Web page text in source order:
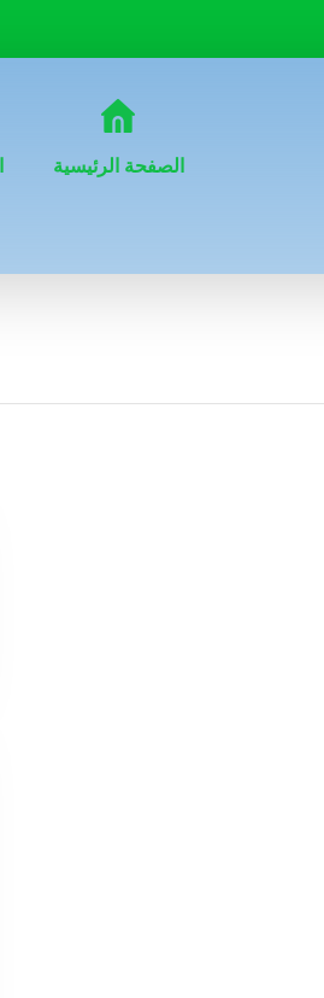
الصفحة الرئيسية